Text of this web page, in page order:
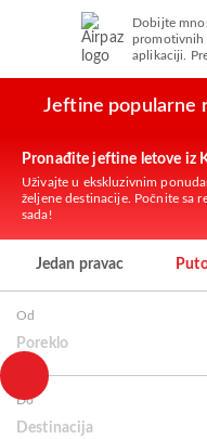
Dobijte
promotivnih
aplikaciji.
Jeftine popularne
Pronađite jeftine letove iz
Uživajte u ekskluzivnim
željene destinacije. Počnite sa
sada!
Jedan pravac
Od
Poreklo
Do
Destinacija